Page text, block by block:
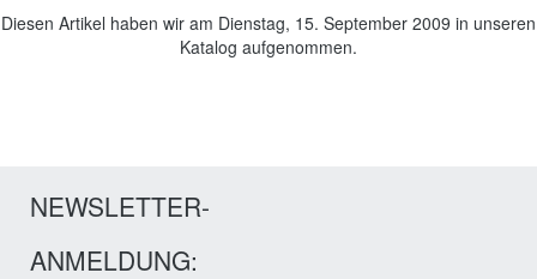
Diesen Artikel haben wir am Dienstag, 15. September 2009 in unseren
Katalog aufgenommen.
NEWSLETTER-
ANMELDUNG: